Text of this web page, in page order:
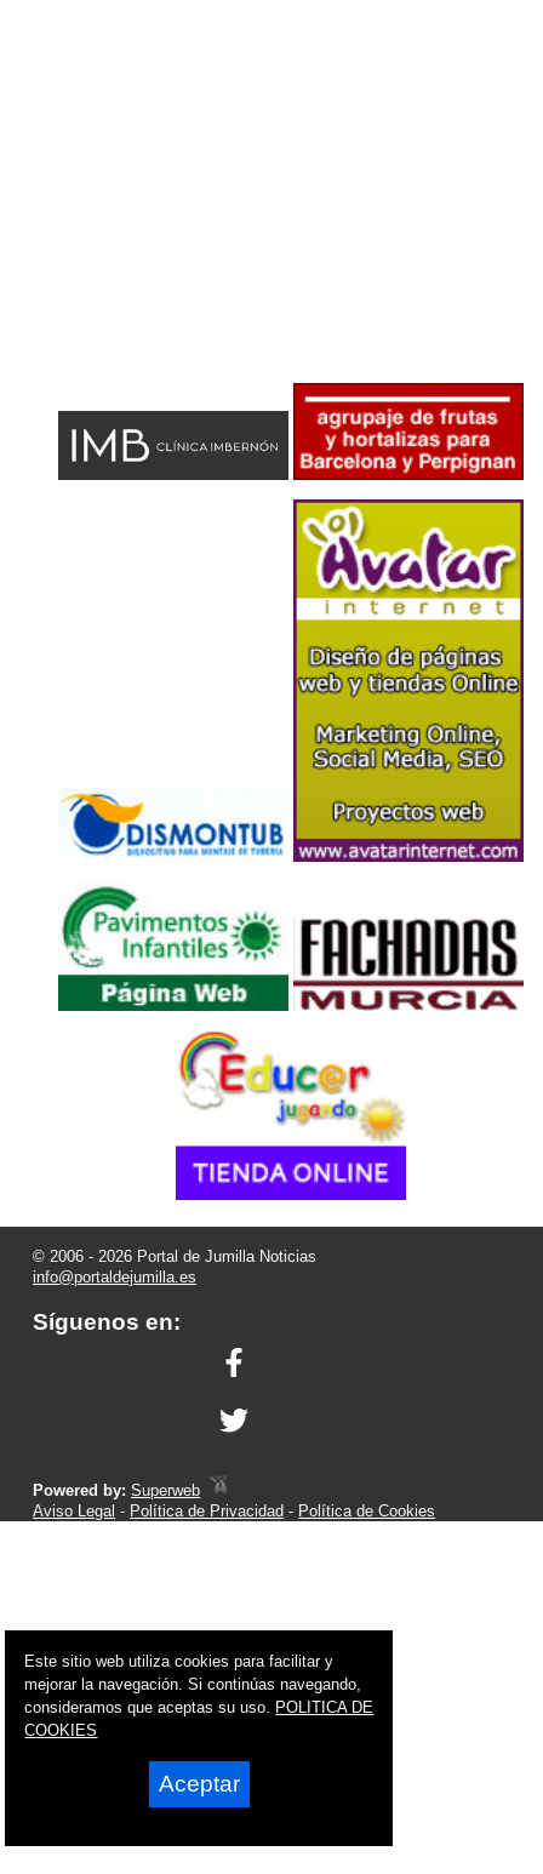
© 2006 - 2026 Portal de Jumilla Noticias
info@portaldejumilla.es
Síguenos en:
Powered by:Superweb
Aviso Legal - Política de Privacidad - Política de Cookies
Este sitio web utiliza cookies para facilitar y
mejorar la navegación. Si continúas navegando,
consideramos que aceptas su uso. POLITICA DE
COOKIES
Aceptar